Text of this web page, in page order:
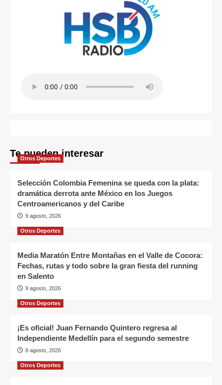
Te pueden interesar
Otros Deportes
Selección Colombia Femenina se queda con la plata:
dramática derrota ante México en los Juegos
Centroamericanos y del Caribe
9 agosto, 2026
Otros Deportes
Media Maratón Entre Montañas en el Valle de Cocora:
Fechas, rutas y todo sobre la gran fiesta del running
en Salento
9 agosto, 2026
Otros Deportes
¡Es oficial! Juan Fernando Quintero regresa al
Independiente Medellín para el segundo semestre
8 agosto, 2026
Otros Deportes